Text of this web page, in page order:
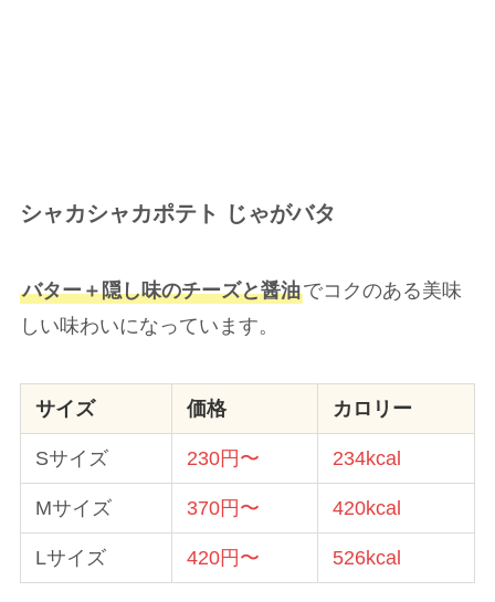
シャカシャカポテト じゃがバタ
バター＋隠し味のチーズと醤油でコクのある美味
しい味わいになっています。
サイズ 価格 カロリー
Sサイズ 230円〜 234kcal
Mサイズ 370円〜 420kcal
Lサイズ 420円〜 526kcal